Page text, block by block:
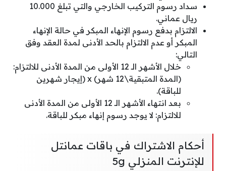
سداد رسوم التركيب الخارجي والتي تبلغ 10.000
ريال عماني.
الالتزام بدفع رسوم الإنهاء المبكر في حالة الإنهاء
المبكر أو عدم الالتزام بالحد الأدنى لمدة العقد وفق
التالي:
خلال الأشهر الـ 12 الأولى من المدة الأدنى للالتزام:
(المدة المتبقية\12 شهر) x (إيجار شهرين
للباقة).
بعد انتهاء الأشهر الـ 12 الأولى من المدة الأدنى
للالتزام: لا يوجد رسوم إنهاء مبكر للباقة.
أحكام الاشتراك في باقات عمانتل
للإنترنت المنزلي 5g